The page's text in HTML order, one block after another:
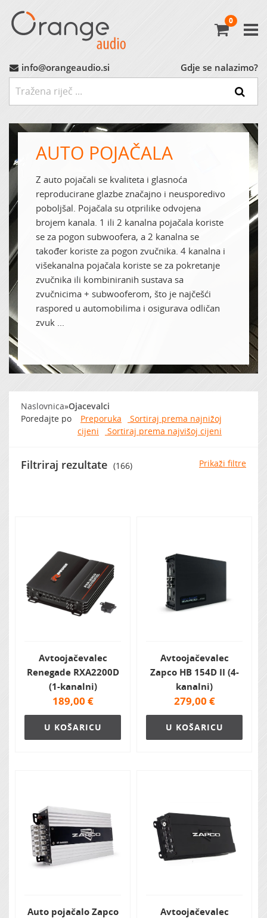
Avtoradio
Avtozvočniki
Nizkotonci
MP3 Vmesniki
Montažni Material
MARKET (do -60%)
Zvočna izolacija
0
info@orangeaudio.si Gdje se nalazimo?
AUTO POJAČALA
Z auto pojačali se kvaliteta i glasnoća
reproducirane glazbe značajno i neusporedivo
poboljšal. Pojačala su otprilike odvojena
brojem kanala. 1 ili 2 kanalna pojačala koriste
se za pogon subwoofera, a 2 kanalna se
također koriste za pogon zvučnika. 4 kanalna i
višekanalna pojačala koriste se za pokretanje
zvučnika ili kombiniranih sustava sa
zvučnicima + subwooferom, što je najčešći
raspored u automobilima i osigurava odličan
zvuk ...
Naslovnica»Ojacevalci
Poredajte po
Preporuka
Sortiraj prema najnižoj
cijeni
Sortiraj prema najvišoj cijeni
Filtriraj rezultate (166) Prikaži filtre
Avtoojačevalec
Renegade RXA2200D
(1-kanalni)
189,00 €
U KOŠARICU
Avtoojačevalec
Zapco HB 154D II (4-
kanalni)
279,00 €
U KOŠARICU
Auto pojačalo Zapco
Avtoojačevalec